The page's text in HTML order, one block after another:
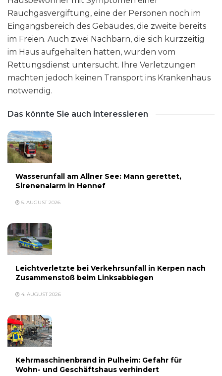
Rauchgasvergiftung, eine der Personen noch im
Eingangsbereich des Gebäudes, die zweite bereits
im Freien. Auch zwei Nachbarn, die sich kurzzeitig
im Haus aufgehalten hatten, wurden vom
Rettungsdienst untersucht. Ihre Verletzungen
machten jedoch keinen Transport ins Krankenhaus
notwendig.
Das könnte Sie auch interessieren
Wasserunfall am Allner See: Mann gerettet,
Sirenenalarm in Hennef
5. AUGUST 2026
Leichtverletzte bei Verkehrsunfall in Kerpen nach
Zusammenstoß beim Linksabbiegen
4. AUGUST 2026
Kehrmaschinenbrand in Pulheim: Gefahr für
Wohn- und Geschäftshaus verhindert